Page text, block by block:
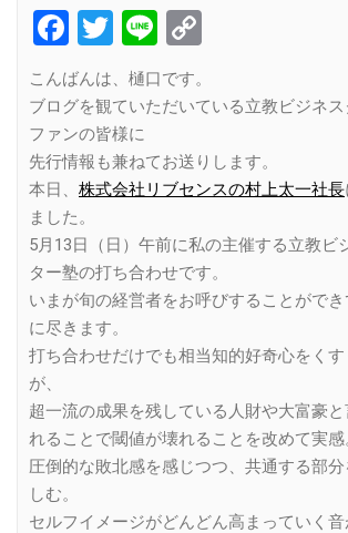
Facebook
Twitter
Line
こんばんは、樋口です。
ブログを観ていただいている立教ビジネ
ファンの皆様に
先行情報も兼ねてお送りします。
本日、 株式会社リブセンスの村上太一社長
ました。
5月13日（日）午前に私の主催する立教ビ
ター塾の打ち合わせです。
いまが旬の経営者をお呼びすることができ
に尽きます。
打ち合わせだけでも相当知的好奇心をく
が、
超一流の成果を残している人財や大富豪
れることで閾値が壊れることを改めて実感
圧倒的な敗北感を感じつつ、共通する部
しむ。
セルフイメージがどんどん高まっていく